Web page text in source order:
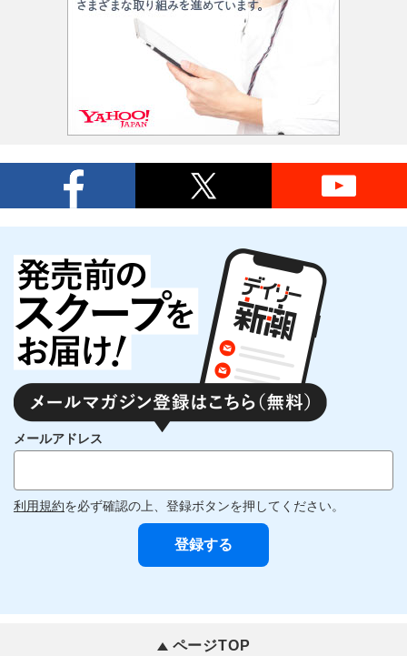
メールアドレス
利用規約を必ず確認の上、登録ボタンを押してください。
ページTOP